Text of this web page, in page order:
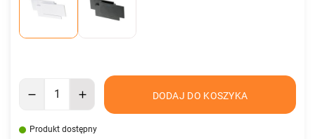
DODAJ DO KOSZYKA
Produkt dostępny